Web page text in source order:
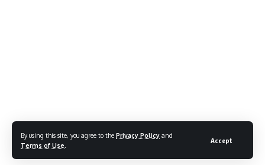
By using this site, you agree to the Privacy Policy and
Terms of Use
Accept